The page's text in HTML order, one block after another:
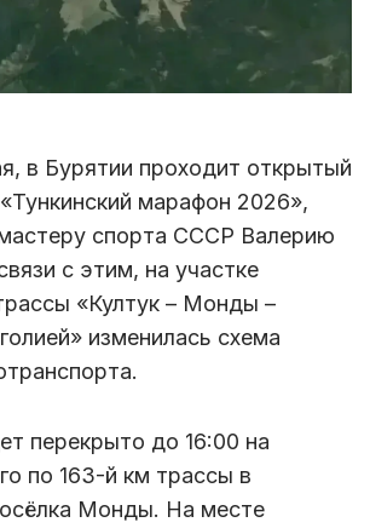
в Бурятии проходит открытый
марафон 2026»,
спорта СССР Валерию
с этим, на участке
«Култук – Монды –
изменилась схема
перекрыто до 16:00 на
по 163-й км трассы в
Монды. На месте